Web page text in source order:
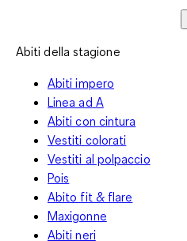
Abiti della stagione
Abiti impero
Linea ad A
Abiti con cintura
Vestiti colorati
Vestiti al polpaccio
Pois
Abito fit & flare
Maxigonne
Abiti neri